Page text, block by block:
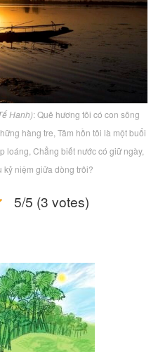
Hanh): Quê hương tôi có con sông
hàng tre, Tâm hồn tôi là một buổi
loáng, Chẳng biết nước có giữ ngày,
kỷ niệm giữa dòng trôi?
5/5 (3 votes)